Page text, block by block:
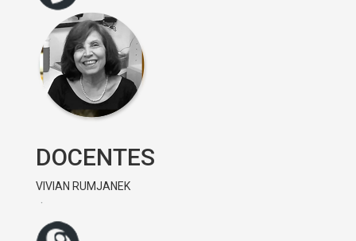
DOCENTES
VIVIAN RUMJANEK